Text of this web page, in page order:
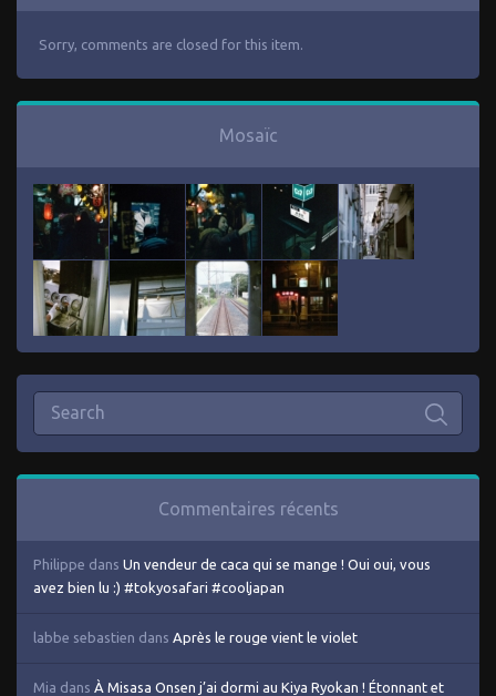
Sorry, comments are closed for this item.
Mosaïc
Commentaires récents
Philippe dans Un vendeur de caca qui se mange ! Oui oui, vous
avez bien lu :) #tokyosafari #cooljapan
labbe sebastien dans Après le rouge vient le violet
Mia dans À Misasa Onsen j’ai dormi au Kiya Ryokan ! Étonnant et